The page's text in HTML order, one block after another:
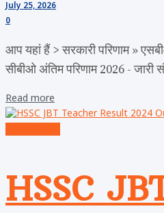
July 25, 2026
0
आप यहां हैं > सरकारी परिणाम »
सीबीओ अंतिम परिणाम 2026 - जारी
Read more
HSSC